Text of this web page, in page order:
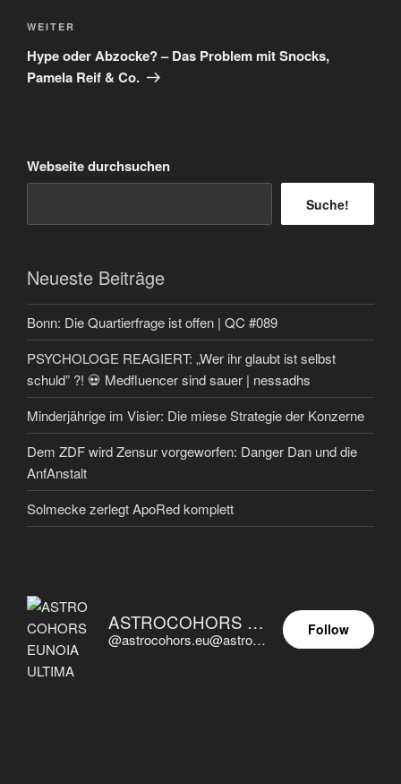
Nächster
Beitrag
WEITER
Hype oder Abzocke? – Das Problem mit Snocks,
Pamela Reif & Co.
Webseite durchsuchen
Suche!
Neueste Beiträge
Bonn: Die Quartierfrage ist offen | QC #089
PSYCHOLOGE REAGIERT: „Wer ihr glaubt ist selbst
schuld” ?! 💀 Medfluencer sind sauer | nessadhs
Minderjährige im Visier: Die miese Strategie der Konzerne
Dem ZDF wird Zensur vorgeworfen: Danger Dan und die
AnfAnstalt
Solmecke zerlegt ApoRed komplett
ASTROCOHORS EUNOIA ULTIMA
@astrocohors.eu@astrocohors.eu
Follow